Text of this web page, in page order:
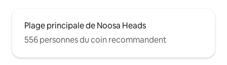
Plage principale de Noosa Heads
556 personnes du coin recommandent